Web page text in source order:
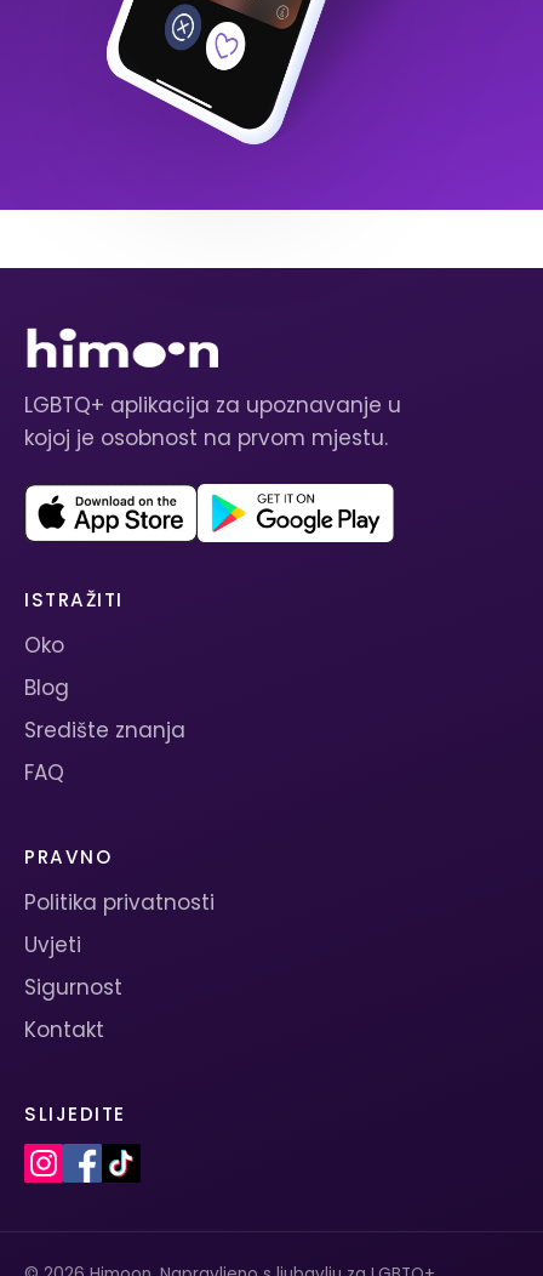
LGBTQ+ aplikacija za upoznavanje u
kojoj je osobnost na prvom mjestu.
ISTRAŽITI
Oko
Blog
Središte znanja
FAQ
PRAVNO
Politika privatnosti
Uvjeti
Sigurnost
Kontakt
SLIJEDITE